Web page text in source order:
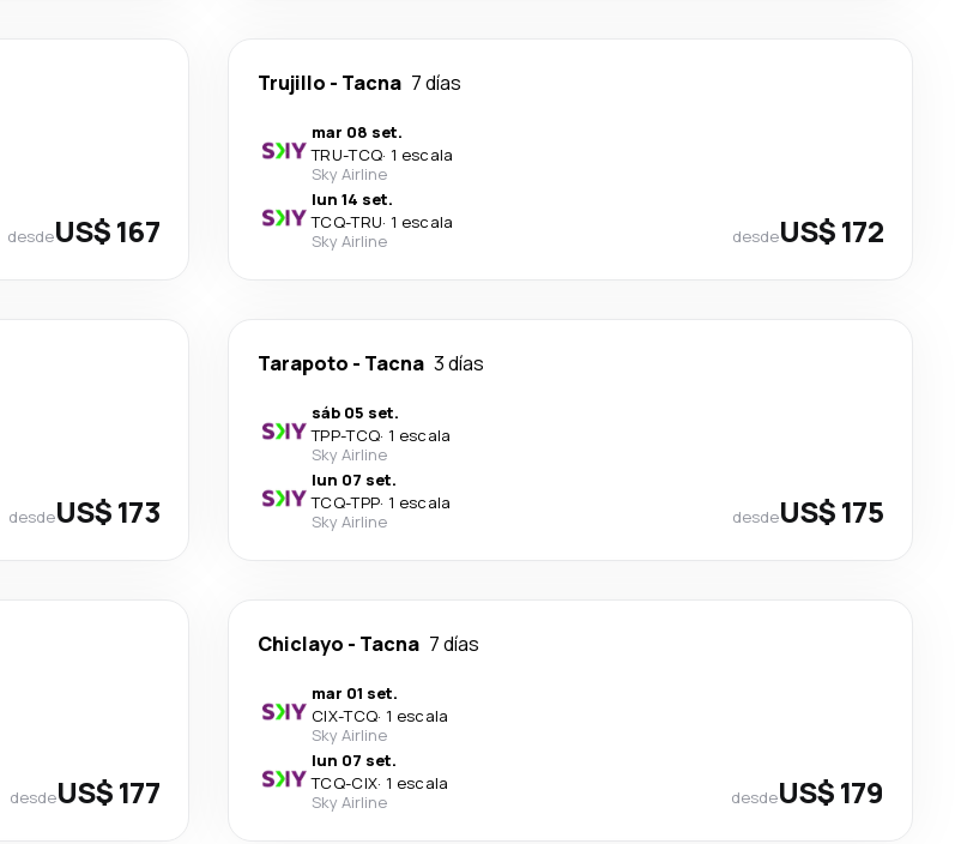
desdeUS$ 167
Trujillo - Tacna 7 días
mar 08 set.
TRU-TCQ· 1 escala
Sky Airline
lun 14 set.
TCQ-TRU· 1 escala
Sky Airline
desdeUS$ 172
desdeUS$ 173
Tarapoto - Tacna 3 días
sáb 05 set.
TPP-TCQ· 1 escala
Sky Airline
lun 07 set.
TCQ-TPP· 1 escala
Sky Airline
desdeUS$ 175
desdeUS$ 177
Chiclayo - Tacna 7 días
mar 01 set.
CIX-TCQ· 1 escala
Sky Airline
lun 07 set.
TCQ-CIX· 1 escala
Sky Airline
desdeUS$ 179